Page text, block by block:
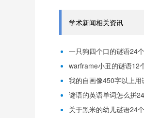
学术新闻相关资讯
一只狗四个口的谜语24个
warframe小丑的谜语12
我的自画像450字以上用
谜语的英语单词怎么拼
关于黑米的幼儿谜语24个